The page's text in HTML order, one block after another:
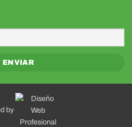
by